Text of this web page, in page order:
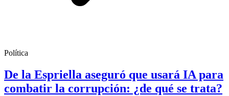
Política
De la Espriella aseguró que usará IA para
combatir la corrupción: ¿de qué se trata?